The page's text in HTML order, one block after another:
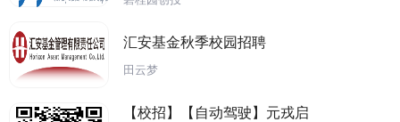
汇安基金秋季校园招聘
田云梦
【校招】【自动驾驶】元戎启